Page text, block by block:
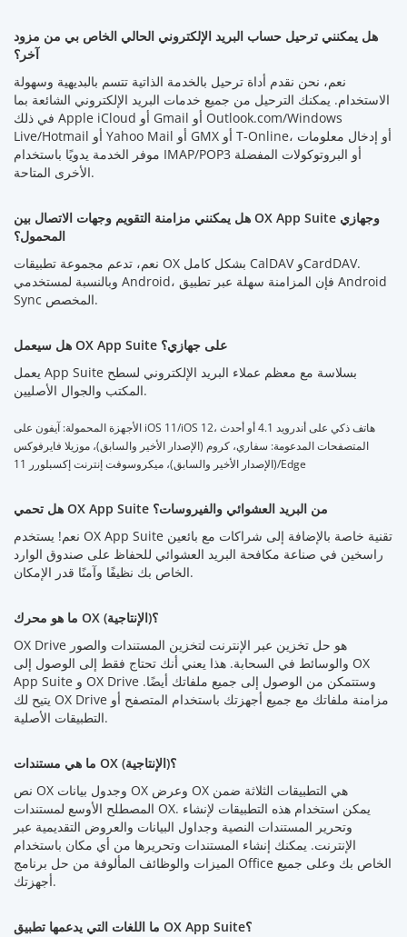
هل يمكنني ترحيل حساب البريد الإلكتروني الحالي الخاص بي من مزود
آخر؟
نعم، نحن نقدم أداة ترحيل بالخدمة الذاتية تتسم بالبديهية وسهولة
الاستخدام. يمكنك الترحيل من جميع خدمات البريد الإلكتروني الشائعة بما
في ذلك Apple iCloud أو Gmail أو Outlook.com/Windows
Live/Hotmail أو Yahoo Mail أو GMX أو T-Online، أو إدخال معلومات
موفر الخدمة يدويًا باستخدام IMAP/POP3 أو البروتوكولات المفضلة
الأخرى المتاحة.
هل يمكنني مزامنة التقويم وجهات الاتصال بين OX App Suite وجهازي
المحمول؟
نعم، تدعم مجموعة تطبيقات OX بشكل كامل CalDAV وCardDAV.
وبالنسبة لمستخدمي Android، فإن المزامنة سهلة عبر تطبيق Android
Sync المخصص.
هل سيعمل OX App Suite على جهازي؟
يعمل App Suite بسلاسة مع معظم عملاء البريد الإلكتروني لسطح
المكتب والجوال الأصليين.
الأجهزة المحمولة: آيفون على iOS 11/iOS 12، هاتف ذكي على أندرويد 4.1 أو أحدث
المتصفحات المدعومة: سفاري، كروم (الإصدار الأخير والسابق)، موزيلا فايرفوكس
(الإصدار الأخير والسابق)، ميكروسوفت إنترنت إكسبلورر 11/Edge
هل تحمي OX App Suite من البريد العشوائي والفيروسات؟
نعم! يستخدم OX App Suite تقنية خاصة بالإضافة إلى شراكات مع بائعين
راسخين في صناعة مكافحة البريد العشوائي للحفاظ على صندوق الوارد
الخاص بك نظيفًا وآمنًا قدر الإمكان.
ما هو محرك OX (الإنتاجية)؟
OX Drive هو حل تخزين عبر الإنترنت لتخزين المستندات والصور
والوسائط في السحابة. هذا يعني أنك تحتاج فقط إلى الوصول إلى OX
App Suite و OX Drive وستتمكن من الوصول إلى جميع ملفاتك أيضًا.
يتيح لك OX Drive مزامنة ملفاتك مع جميع أجهزتك باستخدام المتصفح أو
التطبيقات الأصلية.
ما هي مستندات OX (الإنتاجية)؟
نص OX وجدول بيانات OX وعرض OX هي التطبيقات الثلاثة ضمن
المصطلح الأوسع لمستندات OX. يمكن استخدام هذه التطبيقات لإنشاء
وتحرير المستندات النصية وجداول البيانات والعروض التقديمية عبر
الإنترنت. يمكنك إنشاء المستندات وتحريرها من أي مكان باستخدام
الميزات والوظائف المألوفة من حل برنامج Office الخاص بك وعلى جميع
أجهزتك.
ما اللغات التي يدعمها تطبيق OX App Suite؟